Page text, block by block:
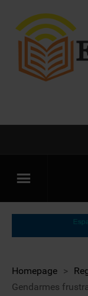
Homepage >
Gendarmes